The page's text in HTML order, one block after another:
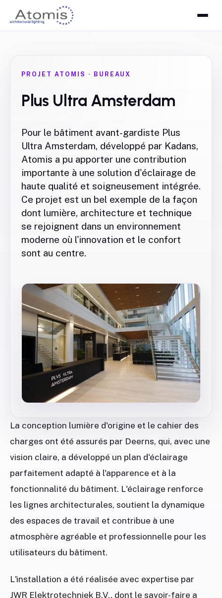
PROJET ATOMIS · BUREAUX
Plus Ultra Amsterdam
Pour le bâtiment avant-gardiste Plus
Ultra Amsterdam, développé par Kadans,
Atomis a pu apporter une contribution
importante à une solution d'éclairage de
haute qualité et soigneusement intégrée.
Ce projet est un bel exemple de la façon
dont lumière, architecture et technique
se rejoignent dans un environnement
moderne où l'innovation et le confort
sont au centre.
La conception lumière d'origine et le cahier des
charges ont été assurés par Deerns, qui, avec une
vision claire, a développé un plan d'éclairage
parfaitement adapté à l'apparence et à la
fonctionnalité du bâtiment. L'éclairage renforce
les lignes architecturales, soutient la dynamique
des espaces de travail et contribue à une
atmosphère agréable et professionnelle pour les
utilisateurs du bâtiment.
L'installation a été réalisée avec expertise par
JWR Elektrotechniek B.V., dont le savoir-faire a